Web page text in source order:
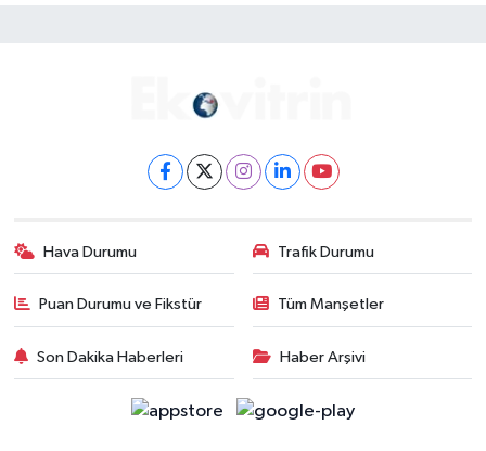
Hava Durumu Trafik Durumu
Puan Durumu ve Fikstür Tüm Manşetler
Son Dakika Haberleri Haber Arşivi